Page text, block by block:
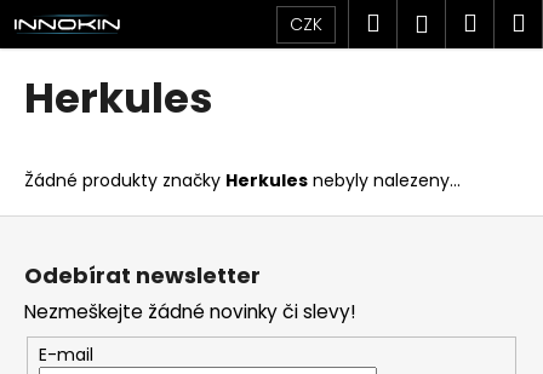
Přejít
na
obsah
CZK Hledat
Herkules
Žádné produkty značky Herkules nebyly nalezeny...
K
o
o
p
o
t
ř
e
b
Z
Odebírat newsletter
Nezmeškejte žádné novinky či slevy!
E-mail